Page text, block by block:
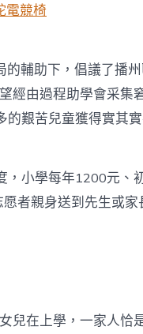
電競椅
輔助下，倡議了播州
經由過程助學會采集
艱苦兒童獲得實其實
，小學每年1200元、
者親身送到先生或家
在上學，一家人恰